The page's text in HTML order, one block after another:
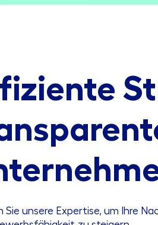
Sie unsere Expertise, um Ihre